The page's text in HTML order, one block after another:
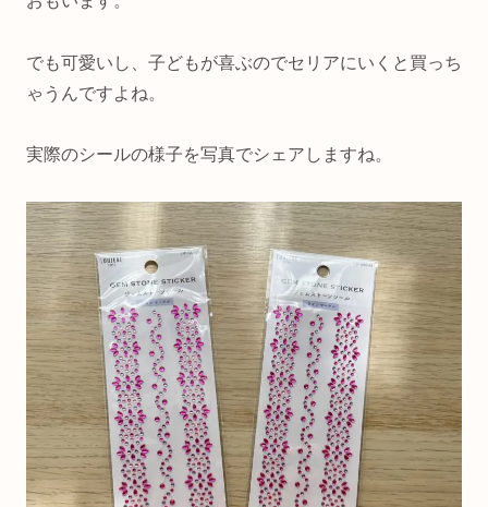
でも可愛いし、子どもが喜ぶのでセリアにいくと買っち
ゃうんですよね。
実際のシールの様子を写真でシェアしますね。